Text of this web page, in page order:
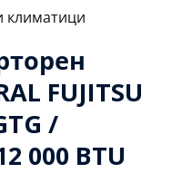
FUJITSU
/
000 BTU
климатици